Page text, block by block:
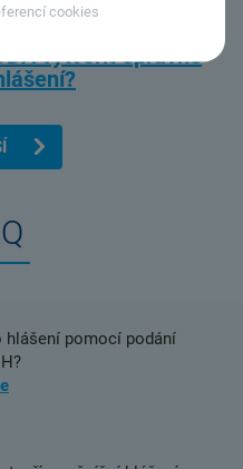
cookies
vytvořit opravné
pomocí podání